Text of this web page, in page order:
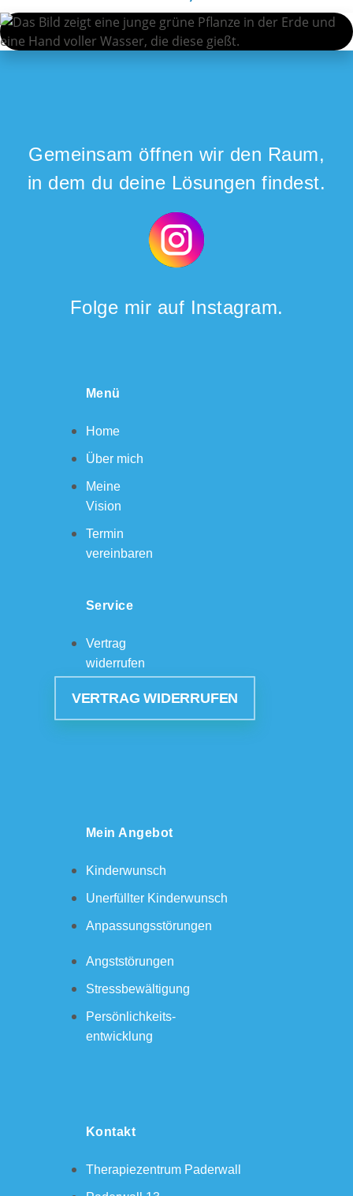
Gemeinsam öffnen wir den Raum,
in dem du deine Lösungen findest.
Folge mir auf Instagram.
Menü
Home
Über mich
Meine
Vision
Termin
vereinbaren
Service
Vertrag
widerrufen
VERTRAG WIDERRUFEN
Mein Angebot
Kinderwunsch
Unerfüllter Kinderwunsch
Anpassungsstörungen
Angststörungen
Stressbewältigung
Persönlichkeits-
entwicklung
Kontakt
Therapiezentrum Paderwall